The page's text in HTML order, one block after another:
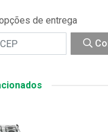
de entrega